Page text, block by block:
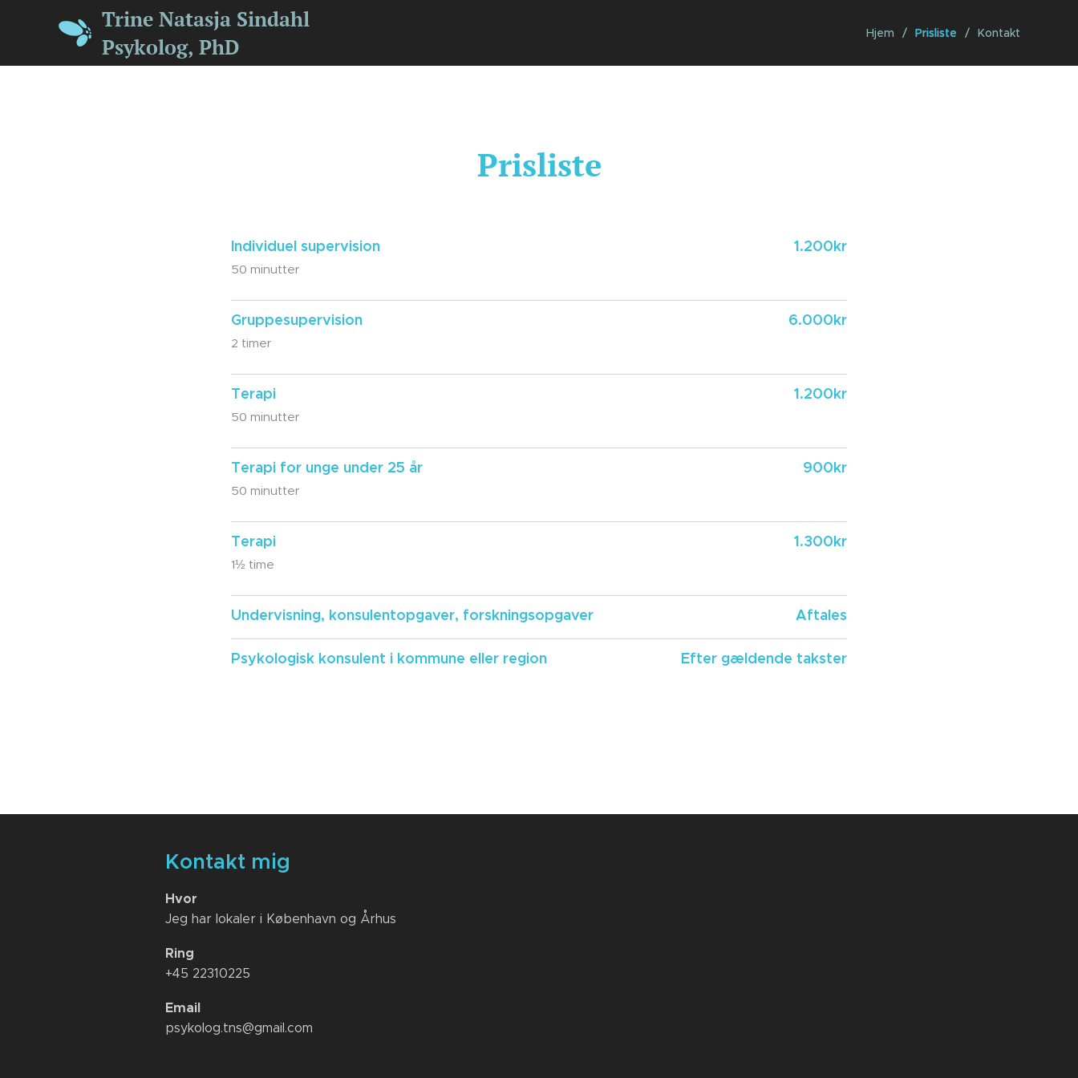
Trine Natasja Sindahl
Psykolog, PhD
Hjem Prisliste Kontakt
Prisliste
Individuel supervision
50 minutter
1.200kr
Gruppesupervision
2 timer
6.000kr
Terapi
50 minutter
1.200kr
Terapi for unge under 25 år
50 minutter
900kr
Terapi
1½ time
1.300kr
Undervisning, konsulentopgaver, forskningsopgaver Aftales
Psykologisk konsulent i kommune eller region Efter gældende takster
Kontakt mig
Hvor
Jeg har lokaler i København og Århus
Ring
+45 22310225
Email
psykolog.tns@gmail.com